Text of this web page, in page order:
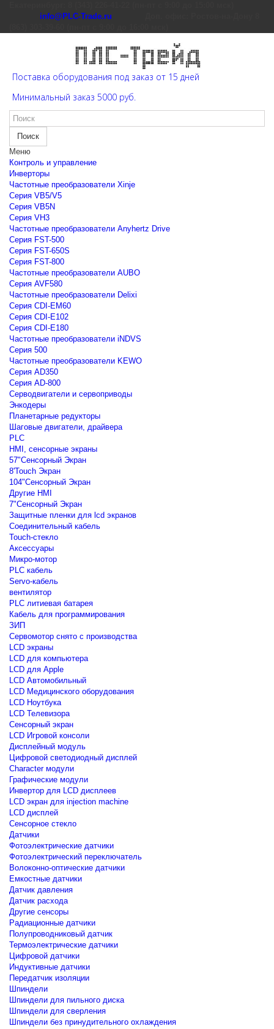
info@PLC-Trade.ru
Поставка оборудования под заказ от 15 дней
Минимальный заказ 5000 руб.
Поиск
Меню
Контроль и управление
Инверторы
Частотные преобразователи Xinje
Cерия VB5/V5
Cерия VB5N
Cерия VH3
Частотные преобразователи Anyhertz Drive
Серия FST-500
Серия FST-650S
Серия FST-800
Частотные преобразователи AUBO
Серия AVF580
Частотные преобразователи Delixi
Серия CDI-EM60
Серия CDI-E102
Серия CDI-E180
Частотные преобразователи iNDVS
Серия 500
Частотные преобразователи KEWO
Серия AD350
Серия AD-800
Серводвигатели и сервоприводы
Энкодеры
Планетарные редукторы
Шаговые двигатели, драйвера
PLC
HMI, сенсорные экраны
57"Сенсорный Экран
8'Touch Экран
104"Сенсорный Экран
Другие HMI
7"Сенсорный Экран
Защитные пленки для lcd экранов
Соединительный кабель
Touch-стекло
Аксессуары
Микро-мотор
PLC кабель
Servo-кабель
вентилятор
PLC литиевая батарея
Кабель для программирования
ЗИП
Сервомотор снято с производства
LCD экраны
LCD для компьютера
LCD для Apple
LCD Автомобильный
LCD Медицинского оборудования
LCD Ноутбука
LCD Телевизора
Сенсорный экран
LCD Игровой консоли
Дисплейный модуль
Цифровой светодиодный дисплей
Сharacter модули
Графические модули
Инвертор для LCD дисплеев
LCD экран для injection machine
LCD дисплей
Сенсорное стекло
Датчики
Фотоэлектрические датчики
Фотоэлектрический переключатель
Волоконно-оптические датчики
Емкостные датчики
Датчик давления
Датчик расхода
Другие сенсоры
Радиационные датчики
Полупроводниковый датчик
Термоэлектрические датчики
Цифровой датчики
Индуктивные датчики
Передатчик изоляции
Шпиндели
Шпиндели для пильного диска
Шпиндели для сверления
Шпиндели без принудительного охлаждения